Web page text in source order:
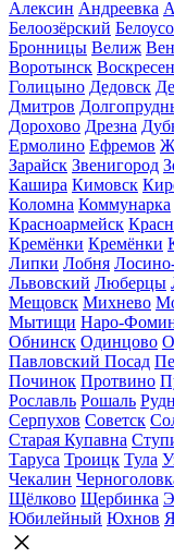
Алексин Андреевка
Белоозёрский
Бронницы Велиж
Воротынск
Голицыно Дедовск
Дмитров
Дорохово Дрезна
Ермолино Ефремов
Зарайск Звенигород
Кашира Кимовск
Коломна Коммунарка
Красноармейск
Кремёнки Кремёнки
Липки Лобня
Львовский Люберцы
Мещовск Михнево
Мытищи Наро-
Обнинск Одинцово
Павловский Посад
Починок Протвино
Рославль Рошаль
Серпухов Советск
Старая Купавна
Таруса Троицк Тула
Чекалин
Щёлково Щербинка
Юбилейный Юхнов